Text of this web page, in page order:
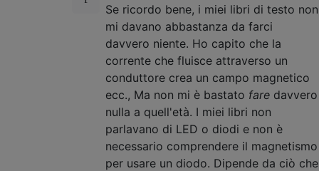
Se ricordo bene, i miei libri di testo non
mi davano abbastanza da farci
davvero niente. Ho capito che la
corrente che fluisce attraverso un
conduttore crea un campo magnetico
ecc., Ma non mi è bastato fare davvero
nulla a quell'età. I miei libri non
parlavano di LED o diodi e non è
necessario comprendere il magnetismo
per usare un diodo. Dipende da ciò che